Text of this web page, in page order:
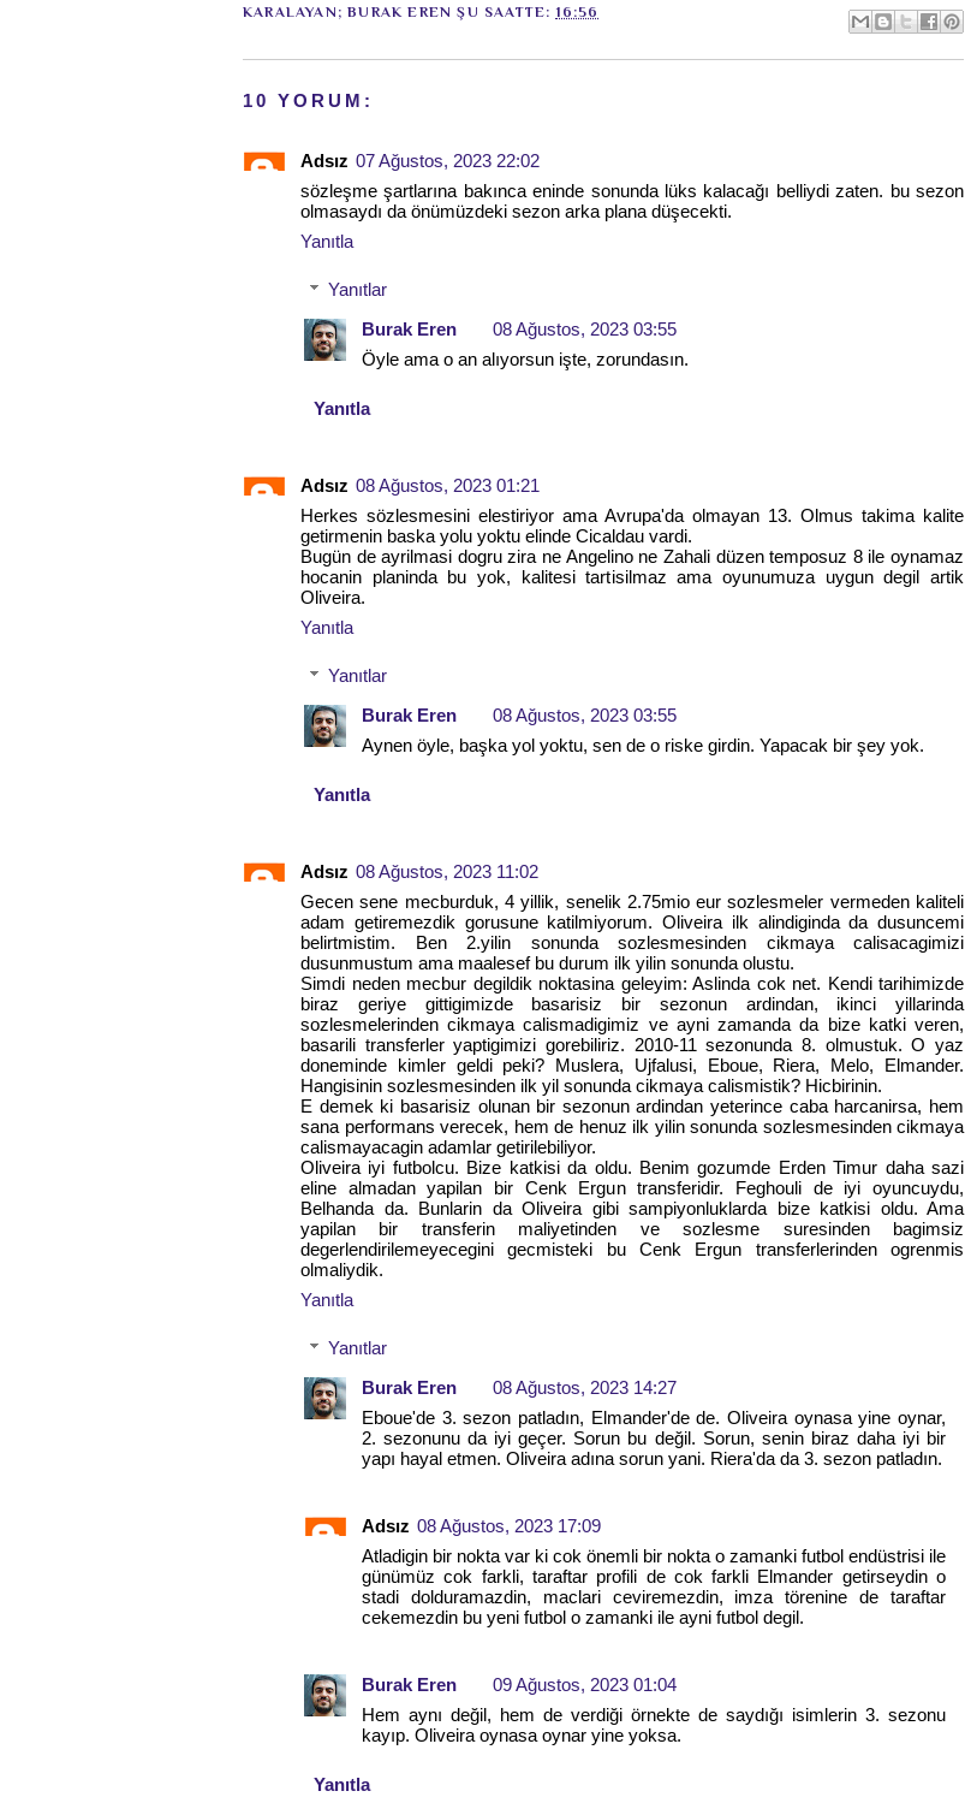
KARALAYAN;BURAK EREN ŞU SAATTE:16:56
10 YORUM:
Adsız 07 Ağustos, 2023 22:02
sözleşme şartlarına bakınca eninde sonunda lüks kalacağı belliydi zaten. bu sezon
olmasaydı da önümüzdeki sezon arka plana düşecekti.
Yanıtla
Yanıtlar
Burak Eren
08 Ağustos, 2023 03:55
Öyle ama o an alıyorsun işte, zorundasın.
Yanıtla
Adsız 08 Ağustos, 2023 01:21
Herkes sözlesmesini elestiriyor ama Avrupa'da olmayan 13. Olmus takima kalite
getirmenin baska yolu yoktu elinde Cicaldau vardi.
Bugün de ayrilmasi dogru zira ne Angelino ne Zahali düzen temposuz 8 ile oynamaz
hocanin planinda bu yok, kalitesi tartisilmaz ama oyunumuza uygun degil artik
Oliveira.
Yanıtla
Yanıtlar
Burak Eren
08 Ağustos, 2023 03:55
Aynen öyle, başka yol yoktu, sen de o riske girdin. Yapacak bir şey yok.
Yanıtla
Adsız 08 Ağustos, 2023 11:02
Gecen sene mecburduk, 4 yillik, senelik 2.75mio eur sozlesmeler vermeden kaliteli
adam getiremezdik gorusune katilmiyorum. Oliveira ilk alindiginda da dusuncemi
belirtmistim. Ben 2.yilin sonunda sozlesmesinden cikmaya calisacagimizi
dusunmustum ama maalesef bu durum ilk yilin sonunda olustu.
Simdi neden mecbur degildik noktasina geleyim: Aslinda cok net. Kendi tarihimizde
biraz geriye gittigimizde basarisiz bir sezonun ardindan, ikinci yillarinda
sozlesmelerinden cikmaya calismadigimiz ve ayni zamanda da bize katki veren,
basarili transferler yaptigimizi gorebiliriz. 2010-11 sezonunda 8. olmustuk. O yaz
doneminde kimler geldi peki? Muslera, Ujfalusi, Eboue, Riera, Melo, Elmander.
Hangisinin sozlesmesinden ilk yil sonunda cikmaya calismistik? Hicbirinin.
E demek ki basarisiz olunan bir sezonun ardindan yeterince caba harcanirsa, hem
sana performans verecek, hem de henuz ilk yilin sonunda sozlesmesinden cikmaya
calismayacagin adamlar getirilebiliyor.
Oliveira iyi futbolcu. Bize katkisi da oldu. Benim gozumde Erden Timur daha sazi
eline almadan yapilan bir Cenk Ergun transferidir. Feghouli de iyi oyuncuydu,
Belhanda da. Bunlarin da Oliveira gibi sampiyonluklarda bize katkisi oldu. Ama
yapilan bir transferin maliyetinden ve sozlesme suresinden bagimsiz
degerlendirilemeyecegini gecmisteki bu Cenk Ergun transferlerinden ogrenmis
olmaliydik.
Yanıtla
Yanıtlar
Burak Eren
08 Ağustos, 2023 14:27
Eboue'de 3. sezon patladın, Elmander'de de. Oliveira oynasa yine oynar,
2. sezonunu da iyi geçer. Sorun bu değil. Sorun, senin biraz daha iyi bir
yapı hayal etmen. Oliveira adına sorun yani. Riera'da da 3. sezon patladın.
Adsız 08 Ağustos, 2023 17:09
Atladigin bir nokta var ki cok önemli bir nokta o zamanki futbol endüstrisi ile
günümüz cok farkli, taraftar profili de cok farkli Elmander getirseydin o
stadi dolduramazdin, maclari ceviremezdin, imza törenine de taraftar
cekemezdin bu yeni futbol o zamanki ile ayni futbol degil.
Burak Eren
09 Ağustos, 2023 01:04
Hem aynı değil, hem de verdiği örnekte de saydığı isimlerin 3. sezonu
kayıp. Oliveira oynasa oynar yine yoksa.
Yanıtla